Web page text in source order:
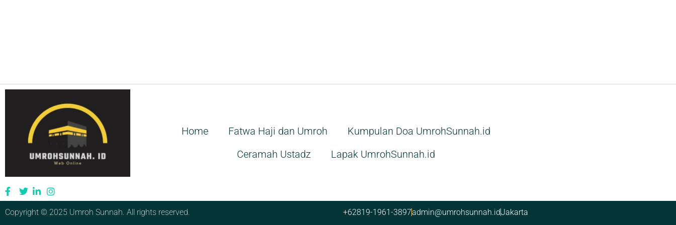
Home Fatwa Haji dan Umroh
Kumpulan Doa UmrohSunnah.id
Ceramah Ustadz
Lapak UmrohSunnah.id
Copyright © 2025 Umroh Sunnah. All rights reserved. +62819-1961-3897admin@umrohsunnah.idJakarta